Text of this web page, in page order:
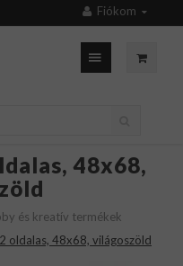
Fiókom
48x68,
és kreatív termékek
oldalas, 48x68, világoszöld